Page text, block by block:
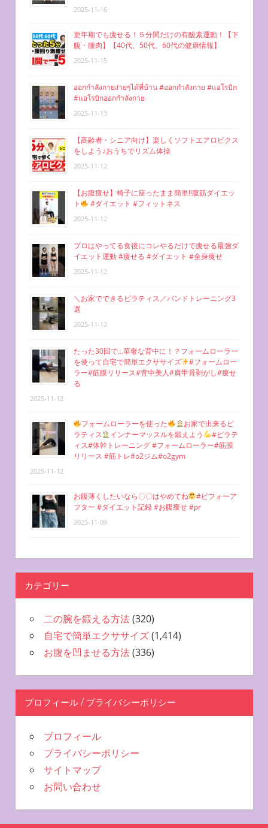
2025-11-16
更年期でも痩せる！５分間だけの有酸素運動！【下
腹・腰肉】【40代、50代、60代の健康情報】
2025-11-15
ออกกำลังกายง่ายๆได้ที่บ้าน #ออกกำลังกาย #แอโรบิก
#แอโรบิกออกกำลังกาย
2025-11-13
【高齢者・シニア向け】楽しくソフトエアロビクス
をしよう♪おうちでリズム体操
2025-11-12
【お腹痩せ】椅子に座ったまま簡単‼︎腹筋ダイエッ
ト
#ダイエット #フィットネス
2025-11-12
プロはやってる食後にコレやるだけで痩せる最強ダ
イエット運動 #痩せる #ダイエット #全身痩せ
2025-11-12
＼お家でできるピラティス／バンドトレーニング3
選
2025-11-12
たった30回で…華奢な背中に！？フォームローラー
を使って自宅で簡単エクササイズ
#フォームロー
ラー#筋膜リリース#背中美人#肩甲骨剥がし#痩せ
る
2025-11-12
フォームローラーを使った
お家で出来るピ
ラティス
インナーマッスルを鍛えよう
#ピラテ
ィス#体幹トレーニング #フォームローラー#筋膜
リリース #筋トレ#o2ジム#o2gym
2025-11-12
お腹薄くしたいなら〇〇はやめてね
#ビフォーア
フター #ダイエット記録 #お腹痩せ #pr
2025-11-09
カテゴリー
二の腕を鍛える方法(320)
自宅で簡単エクササイズ(1,414)
お腹を凹ませる方法(336)
プロフィール / プライバシーポリシー
プロフィール
プライバシーポリシー
サイトマップ
お問い合わせ